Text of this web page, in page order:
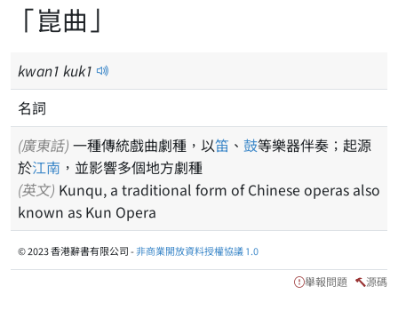
「崑曲」
kwan1 kuk1
名詞
(廣東話) 一種傳統戲曲劇種，以笛 、 鼓等樂器伴奏；起源
於江南 ，並影響多個地方劇種
(英文) Kunqu, a traditional form of Chinese operas also
known as Kun Opera
© 2023 香港辭書有限公司 -非商業開放資料授權協議 1.0
舉報問題 源碼